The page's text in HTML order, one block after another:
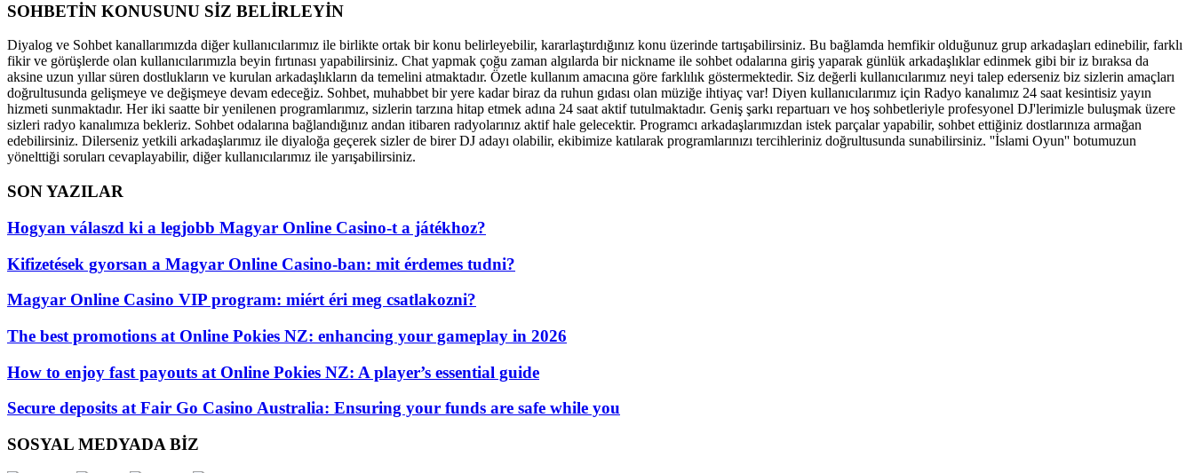
SOHBETİN KONUSUNU SİZ BELİRLEYİN
Diyalog ve Sohbet kanallarımızda diğer kullanıcılarımız ile birlikte ortak bir konu belirleyebilir, kararlaştırdığınız konu üzerinde tartışabilirsiniz. Bu bağlamda hemfikir olduğunuz grup arkadaşları edinebilir, farklı
fikir ve görüşlerde olan kullanıcılarımızla beyin fırtınası yapabilirsiniz. Chat yapmak çoğu zaman algılarda bir nickname ile sohbet odalarına giriş yaparak günlük arkadaşlıklar edinmek gibi bir iz bıraksa da
aksine uzun yıllar süren dostlukların ve kurulan arkadaşlıkların da temelini atmaktadır. Özetle kullanım amacına göre farklılık göstermektedir. Siz değerli kullanıcılarımız neyi talep ederseniz biz sizlerin amaçları
doğrultusunda gelişmeye ve değişmeye devam edeceğiz. Sohbet, muhabbet bir yere kadar biraz da ruhun gıdası olan müziğe ihtiyaç var! Diyen kullanıcılarımız için Radyo kanalımız 24 saat kesintisiz yayın
hizmeti sunmaktadır. Her iki saatte bir yenilenen programlarımız, sizlerin tarzına hitap etmek adına 24 saat aktif tutulmaktadır. Geniş şarkı repartuarı ve hoş sohbetleriyle profesyonel DJ'lerimizle buluşmak üzere
sizleri radyo kanalımıza bekleriz. Sohbet odalarına bağlandığınız andan itibaren radyolarınız aktif hale gelecektir. Programcı arkadaşlarımızdan istek parçalar yapabilir, sohbet ettiğiniz dostlarınıza armağan
edebilirsiniz. Dilerseniz yetkili arkadaşlarımız ile diyaloğa geçerek sizler de birer DJ adayı olabilir, ekibimize katılarak programlarınızı tercihleriniz doğrultusunda sunabilirsiniz. ''İslami Oyun'' botumuzun
yönelttiği soruları cevaplayabilir, diğer kullanıcılarımız ile yarışabilirsiniz.
SON YAZILAR
Hogyan válaszd ki a legjobb Magyar Online Casino-t a játékhoz?
Kifizetések gyorsan a Magyar Online Casino-ban: mit érdemes tudni?
Magyar Online Casino VIP program: miért éri meg csatlakozni?
The best promotions at Online Pokies NZ: enhancing your gameplay in 2026
How to enjoy fast payouts at Online Pokies NZ: A player’s essential guide
Secure deposits at Fair Go Casino Australia: Ensuring your funds are safe while you
SOSYAL MEDYADA BİZ